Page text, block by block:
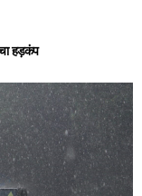
हड़कंप